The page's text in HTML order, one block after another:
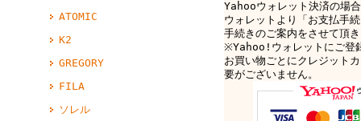
ATOMIC
K2
GREGORY
FILA
ソレル
Yahooウォレット決済の場
ウォレットより「お支払手
手続きのご案内をさせて頂
※Yahoo!ウォレットにご登
お買い物ごとにクレジット
要がございません。